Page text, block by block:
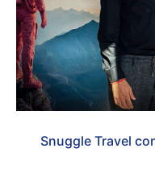
Snuggle Travel